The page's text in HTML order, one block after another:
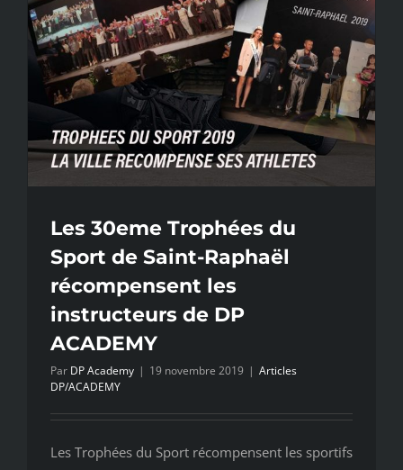
Les 30eme Trophées du
Sport de Saint-Raphaël
récompensent les
instructeurs de DP
ACADEMY
Par DP Academy | 19 novembre 2019 | Articles
DP/ACADEMY
Les Trophées du Sport récompensent les sportifs